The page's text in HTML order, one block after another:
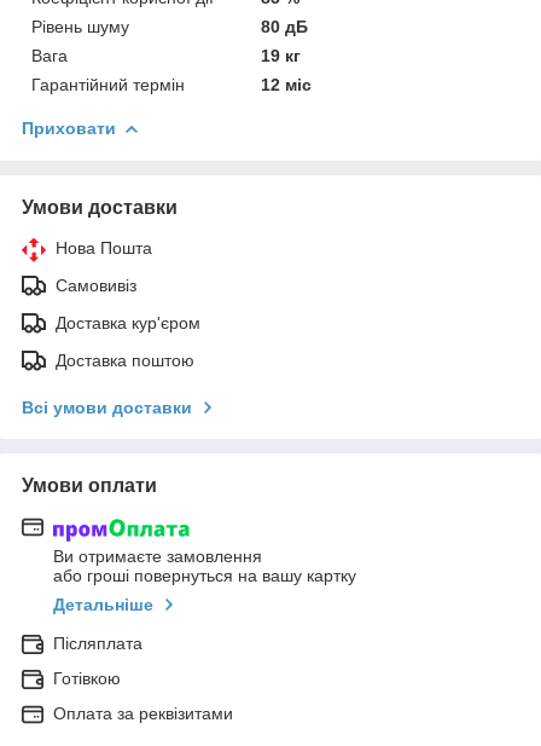
Рівень шуму
80 дБ
Вага
19 кг
Гарантійний термін
12 міс
Приховати
Умови доставки
Нова Пошта
Самовивіз
Доставка кур'єром
Доставка поштою
Всі умови доставки
Умови оплати
Ви отримаєте замовлення
або гроші повернуться на вашу картку
Детальніше
Післяплата
Готівкою
Оплата за реквізитами